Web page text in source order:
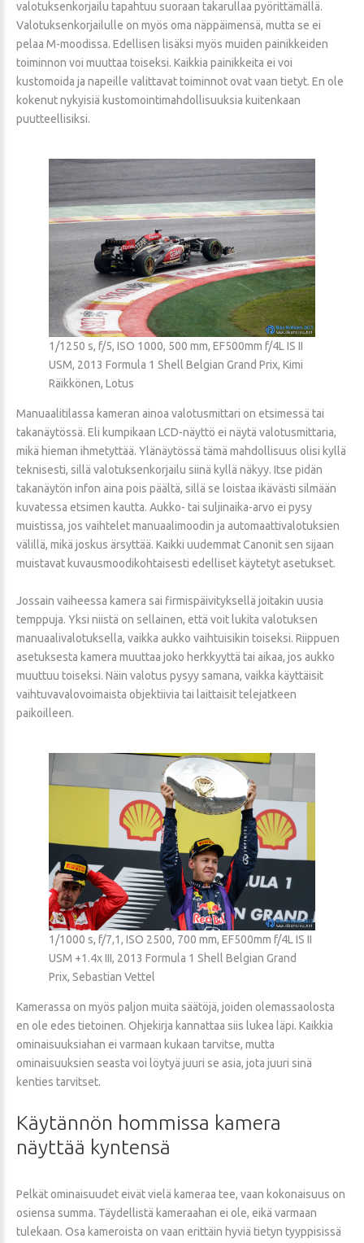
valotuksenkorjailu tapahtuu suoraan takarullaa pyörittämällä.
Valotuksenkorjailulle on myös oma näppäimensä, mutta se ei
pelaa M-moodissa. Edellisen lisäksi myös muiden painikkeiden
toiminnon voi muuttaa toiseksi. Kaikkia painikkeita ei voi
kustomoida ja napeille valittavat toiminnot ovat vaan tietyt. En ole
kokenut nykyisiä kustomointimahdollisuuksia kuitenkaan
puutteellisiksi.
1/1250 s, f/5, ISO 1000, 500 mm, EF500mm f/4L IS II
USM, 2013 Formula 1 Shell Belgian Grand Prix, Kimi
Räikkönen, Lotus
Manuaalitilassa kameran ainoa valotusmittari on etsimessä tai
takanäytössä. Eli kumpikaan LCD-näyttö ei näytä valotusmittaria,
mikä hieman ihmetyttää. Ylänäytössä tämä mahdollisuus olisi kyllä
teknisesti, sillä valotuksenkorjailu siinä kyllä näkyy. Itse pidän
takanäytön infon aina pois päältä, sillä se loistaa ikävästi silmään
kuvatessa etsimen kautta. Aukko- tai suljinaika-arvo ei pysy
muistissa, jos vaihtelet manuaalimoodin ja automaattivalotuksien
välillä, mikä joskus ärsyttää. Kaikki uudemmat Canonit sen sijaan
muistavat kuvausmoodikohtaisesti edelliset käytetyt asetukset.
Jossain vaiheessa kamera sai firmispäivityksellä joitakin uusia
temppuja. Yksi niistä on sellainen, että voit lukita valotuksen
manuaalivalotuksella, vaikka aukko vaihtuisikin toiseksi. Riippuen
asetuksesta kamera muuttaa joko herkkyyttä tai aikaa, jos aukko
muuttuu toiseksi. Näin valotus pysyy samana, vaikka käyttäisit
vaihtuvavalovoimaista objektiivia tai laittaisit telejatkeen
paikoilleen.
1/1000 s, f/7,1, ISO 2500, 700 mm, EF500mm f/4L IS II
USM +1.4x III, 2013 Formula 1 Shell Belgian Grand
Prix, Sebastian Vettel
Kamerassa on myös paljon muita säätöjä, joiden olemassaolosta
en ole edes tietoinen. Ohjekirja kannattaa siis lukea läpi. Kaikkia
ominaisuuksiahan ei varmaan kukaan tarvitse, mutta
ominaisuuksien seasta voi löytyä juuri se asia, jota juuri sinä
kenties tarvitset.
Käytännön hommissa kamera
näyttää kyntensä
Pelkät ominaisuudet eivät vielä kameraa tee, vaan kokonaisuus on
osiensa summa. Täydellistä kameraahan ei ole, eikä varmaan
tulekaan. Osa kameroista on vaan erittäin hyviä tietyn tyyppisissä